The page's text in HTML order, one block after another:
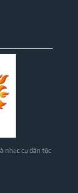
nhạc cụ dân tộc